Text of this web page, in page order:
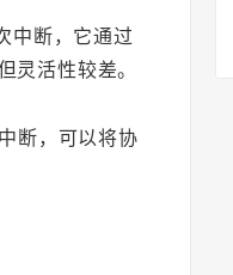
中断，它通过
灵活性较差。
断，可以将协